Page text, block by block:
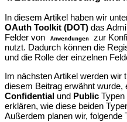
In diesem Artikel haben wir
OAuth Toolkit (DOT) das
Felder von
Anwendungen
zur
nutzt. Dadurch können die
und die Rolle der einzelnen
Im nächsten Artikel werden wir
diesem Beitrag erwähnt
Confidential und Public Typen
erklären, wie diese beiden
Außerdem planen wir, folgende